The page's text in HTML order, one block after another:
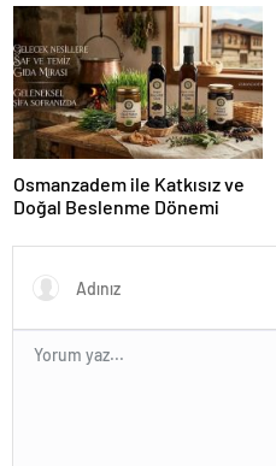
Karar Duruşmasına Çevrildi
Osmanzadem ile Katkısız ve
Doğal Beslenme Dönemi